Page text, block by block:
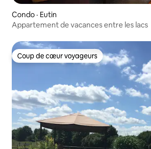
Condo · Eutin
Appartement de vacances entre les lacs
Coup de cœur voyageurs
Coup de cœur voyageurs